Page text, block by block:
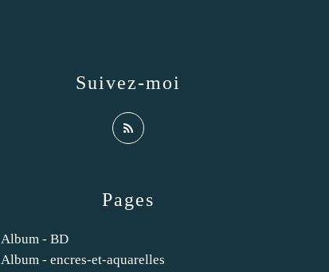
Pages
Album - BD
Album - encres-et-aquarelles
Suivez-moi